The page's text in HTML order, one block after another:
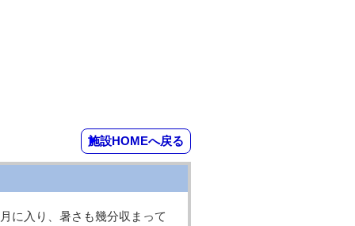
施設HOMEへ戻る
に入り、暑さも幾分収まって